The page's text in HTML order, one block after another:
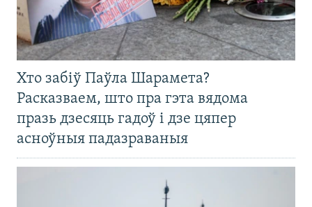
Хто забіў Паўла Шарамета?
Расказваем, што пра гэта вядома
празь дзесяць гадоў і дзе цяпер
асноўныя падазраваныя